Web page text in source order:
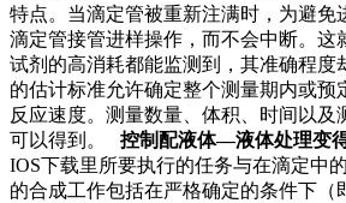
特点。当滴定管被重新注满时，为避
滴定管接管进样操作，而不会中断
试剂的高消耗都能监测到，其准确程度
的估计标准允许确定整个测量期内或预
反应速度。测量数量、体积、时间
可以得到。 控制配液体—液体处理变
IOS下载里所要执行的任务与在滴定中的
的合成工作包括在严格确定的条件下（